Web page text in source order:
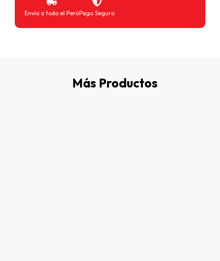
Envío a todo el PerúPago Seguro
Más Productos